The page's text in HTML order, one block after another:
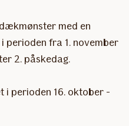
med en
perioden fra 1. november
2. påskedag.
perioden 16. oktober -